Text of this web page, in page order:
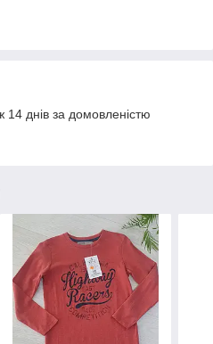
днів за домовленістю